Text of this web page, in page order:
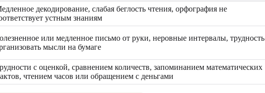
декодирование, слабая беглость чтения, орфография не
устным знаниям
или медленное письмо от руки, неровные интервалы, трудность
мысли на бумаге
с оценкой, сравнением количеств, запоминанием математических
чтением часов или обращением с деньгами